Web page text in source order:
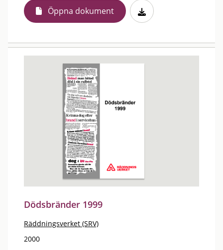
Öppna dokument
Dödsbränder 1999
Räddningsverket (SRV)
2000